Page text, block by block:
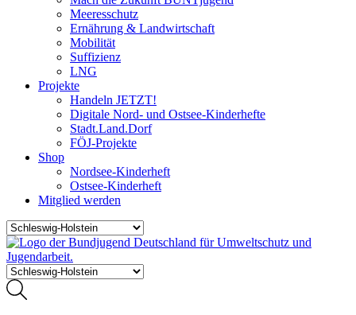
Meeresschutz
Ernährung & Landwirtschaft
Mobilität
Suffizienz
LNG
Projekte
Handeln JETZT!
Digitale Nord- und Ostsee-Kinderhefte
Stadt.Land.Dorf
FÖJ-Projekte
Shop
Nordsee-Kinderheft
Ostsee-Kinderheft
Mitglied werden